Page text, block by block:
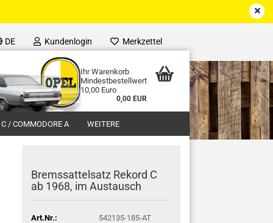
DE Kundenlogin Merkzettel
Ihr Warenkorb
Mindestbestellwert
10,00 Euro
0,00 EUR
C / COMMODORE A WEITERE
Bremssattelsatz Rekord C
ab 1968, im Austausch
Art.Nr.:
542135-185-AT